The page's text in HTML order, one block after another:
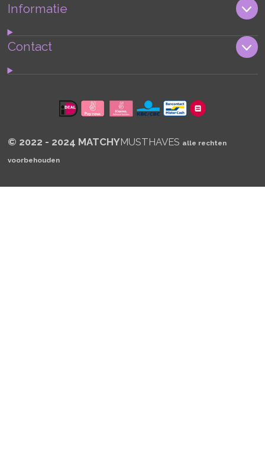
a
s
Informatie
Contact
© 2022 - 2024 MATCHYMUSTHAVES alle rechten
voorbehouden